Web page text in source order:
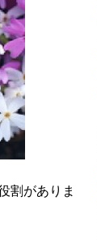
割がありま